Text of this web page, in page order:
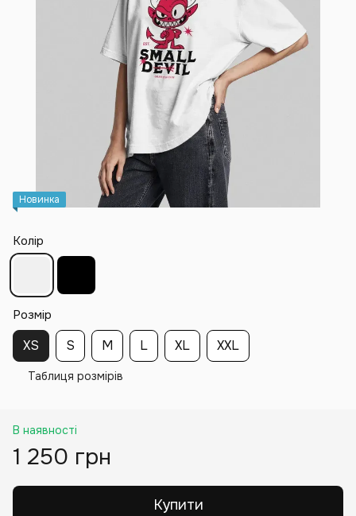
Новинка
Колір
Розмір
XS S M L XL XXL
Таблиця розмірів
В наявності
1 250 грн
Купити